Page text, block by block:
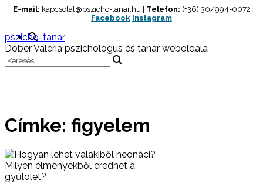
Skip
content
E-mail: kapcsolat@pszicho-tanar.hu | Telefon: (+36) 30/994-0072
Facebook Instagram
pszicho-tanar
Dóber Valéria pszichológus és tanár weboldala
Címke: figyelem